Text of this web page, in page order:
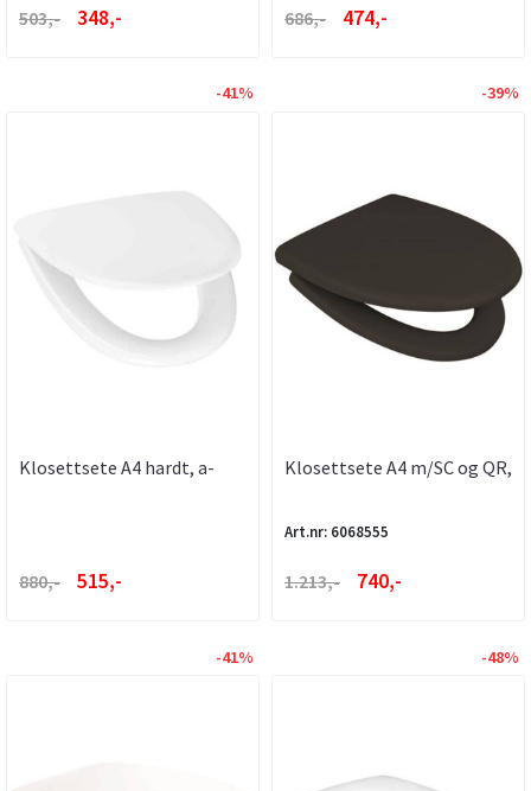
503,- 348,- 686,- 474,-
-41%
Klosettsete A4 hardt, a-
880,- 515,-
-39%
Klosettsete A4 m/SC og QR,
Art.nr: 6068555
1.213,- 740,-
-41% -48%